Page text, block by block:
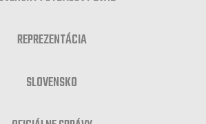
REPREZENTÁCIA
SLOVENSKO